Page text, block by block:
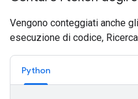
Vengono conteggiati anche
esecuzione di codice,
Python